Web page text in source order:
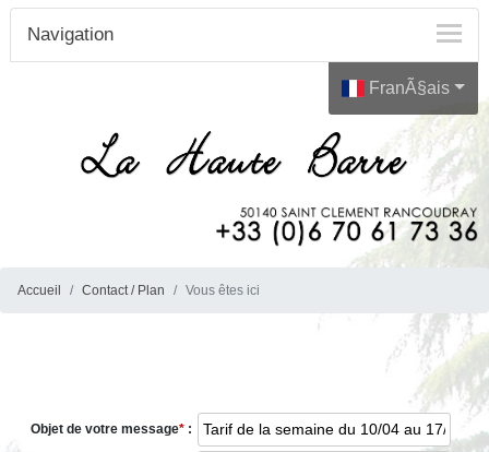
Navigation
FranÃ§ais
Accueil Contact / Plan Vous êtes ici
Objet de votre message* :